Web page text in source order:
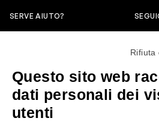
SERVE AIUTO?
servizioclienti@rossiprofumi.it
SERVIZIO CLIENTI
Rifiuta
Questo sito web
dati personali dei
utenti